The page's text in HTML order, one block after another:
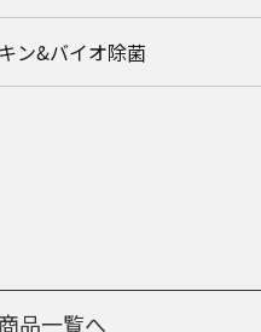
ン&バイオ除菌
商品一覧へ